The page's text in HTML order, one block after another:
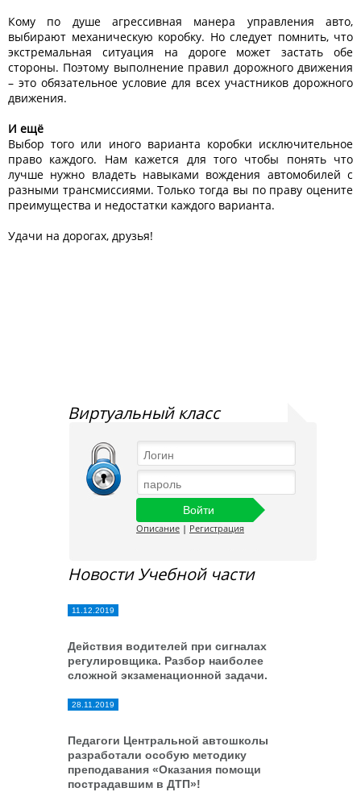
Кому по душе агрессивная манера управления авто,
выбирают механическую коробку. Но следует помнить, что
экстремальная ситуация на дороге может застать обе
стороны. Поэтому выполнение правил дорожного движения
– это обязательное условие для всех участников дорожного
движения.
И ещё
Выбор того или иного варианта коробки исключительное
право каждого. Нам кажется для того чтобы понять что
лучше нужно владеть навыками вождения автомобилей с
разными трансмиссиями. Только тогда вы по праву оцените
преимущества и недостатки каждого варианта.
Удачи на дорогах, друзья!
Виртуальный класс
Описание | Регистрация
Новости Учебной части
11.12.2019
Действия водителей при сигналах
регулировщика. Разбор наиболее
сложной экзаменационной задачи.
28.11.2019
Педагоги Центральной автошколы
разработали особую методику
преподавания «Оказания помощи
пострадавшим в ДТП»!